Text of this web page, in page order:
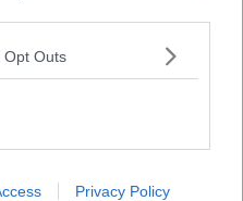
Opt Outs
Privacy Policy
mascherine e controlli
i divieti e le chiusure
storiche toscane